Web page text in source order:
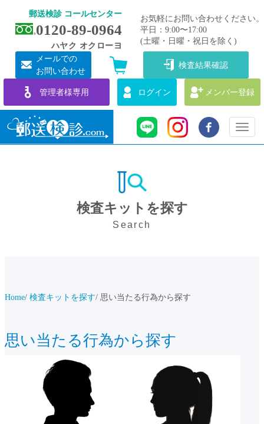
郵送検診 コールセンター
0120-89-0964
ハヤク オクローヨ
お気軽にお問い合わせください。
平日：9:00〜17:00
(土曜・日曜・祝日を除く)
メールでの
お問い合わせ
検査結果確認
管理者様専用 ログイン メンバー登録
Toggle
検査キットを探す
Search
Home 検査キットを探す 思い当たる行為から探す
思い当たる行為から探す